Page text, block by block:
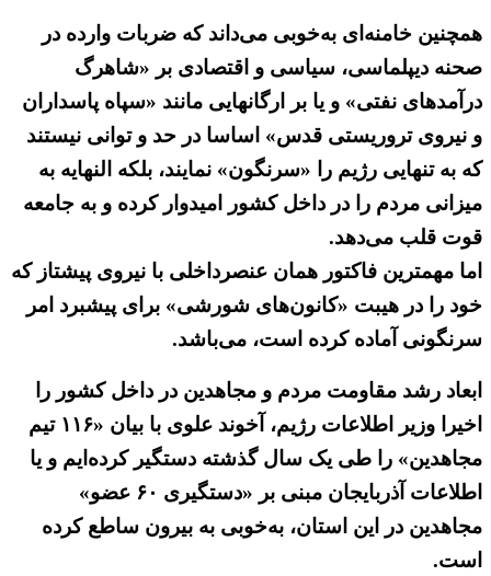
همچنین خامنه‌ای به‌خوبی می‌داند که ضربات وارده در
صحنه دیپلماسی، سیاسی و اقتصادی بر «شاهرگ
درآمدهای نفتی» و یا بر ارگانهایی مانند «سپاه پاسداران
و نیروی تروریستی قدس» اساسا در حد و توانی نیستند
که به تنهایی رژیم را «سرنگون» نمایند، بلکه النهایه به
میزانی مردم را در داخل کشور امیدوار کرده و به جامعه
قوت قلب می‌دهد.
اما مهمترین فاکتور همان عنصرداخلی با نیروی پیشتاز که
خود را در هیبت «کانون‌های شورشی» برای پیشبرد امر
سرنگونی آماده کرده است، می‌باشد.
ابعاد رشد مقاومت مردم و مجاهدین در داخل کشور را
اخیرا وزیر اطلاعات رژیم، آخوند علوی با بیان «۱۱۶ تیم
مجاهدین» را طی یک سال گذشته دستگیر کرده‌ایم و یا
اطلاعات آذربایجان مبنی بر «دستگیری ۶۰ عضو»
مجاهدین در این استان، به‌خوبی به بیرون ساطع کرده
است.